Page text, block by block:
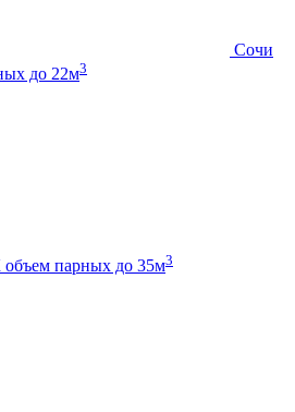
Сочи
до 22м3
объем парных до 35м3